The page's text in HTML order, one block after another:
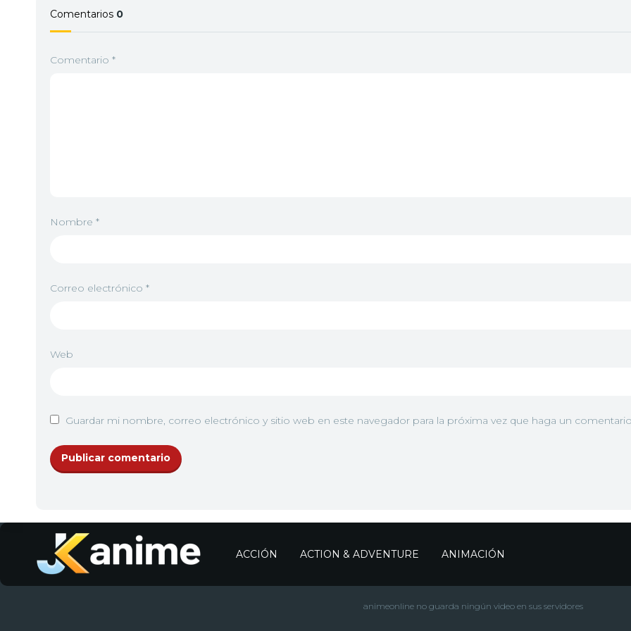
Comentarios 0
Comentario *
Nombre *
Correo electrónico *
Web
Guardar mi nombre, correo electrónico y sitio web en este navegador para la próxima vez que haga un
ACCIÓN ACTION & ADVENTURE ANIMACIÓN
animeonline no guarda ningún video en sus servidores